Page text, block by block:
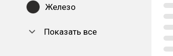
Железо
Показать все